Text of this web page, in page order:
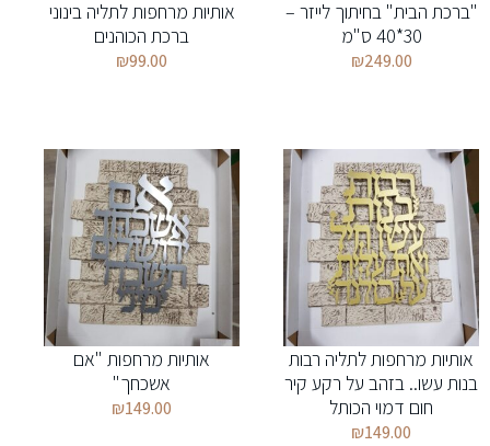
"ברכת הבית" בחיתוך לייזר –
30*40 ס"מ
₪249.00
אותיות מרחפות לתליה בינוני
ברכת הכוהנים
₪99.00
אותיות מרחפות לתליה רבות
בנות עשו.. בזהב על רקע קיר
חום דמוי הכותל
₪149.00
אותיות מרחפות "אם
אשכחך"
₪149.00